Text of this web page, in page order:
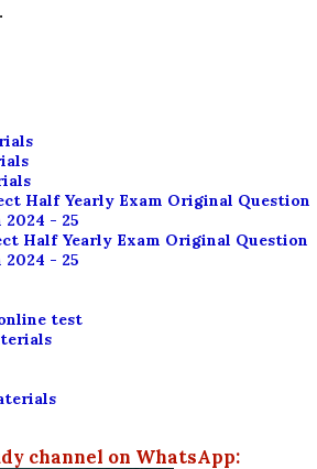
Half Yearly Exam Original Question
- 25
Half Yearly Exam Original Question
- 25
test
channel on WhatsApp: